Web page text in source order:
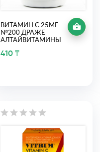
ВИТАМИН С 25МГ
№200 ДРАЖЕ
АЛТАЙВИТАМИНЫ
410 ₸